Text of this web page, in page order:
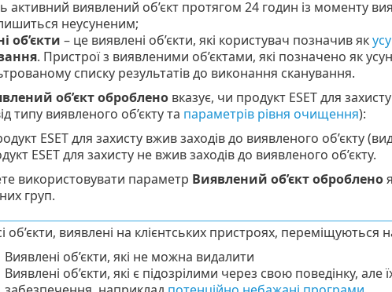
активний виявлений об’єкт протягом 24 годин із моменту
неусуненим;
об’єкти – це виявлені об’єкти, які користувач позначив як
. Пристрої з виявленими об’єктами, які позначено як
списку результатів до виконання сканування.
об’єкт обробленовказує, чи продукт ESET для
типу виявленого об’єкту та параметрів рівня очищення):
ESET для захисту вжив заходів до виявленого об’єкту
ESET для захисту не вжив заходів до виявленого об’єкту.
використовувати параметр Виявлений об’єкт оброблено
груп.
об’єкти, виявлені на клієнтських пристроях, переміщуються
Виявлені об’єкти, які не можна видалити
Виявлені об’єкти, які є підозрілими через свою поведінку,